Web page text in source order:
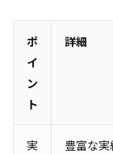
ポ
イ
ン
ト
詳細
実
豊富な